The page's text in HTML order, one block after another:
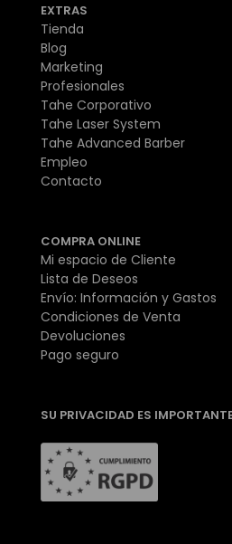
EXTRAS
Tienda
Blog
Marketing
Profesionales
Tahe Corporativo
Tahe Laser System
Tahe Advanced Barber
Empleo
Contacto
COMPRA ONLINE
Mi espacio de Cliente
Lista de Deseos
Envío: Información y Gastos
Condiciones de Venta
Devoluciones
Pago seguro
SU PRIVACIDAD ES